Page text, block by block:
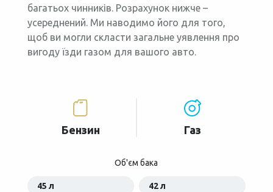
багатьох чинників. Розрахунок нижче –
усереднений. Ми наводимо його для того,
щоб ви могли скласти загальне уявлення про
вигоду їзди газом для вашого авто.
Бензин Газ
Об'єм бака
45 л 42 л